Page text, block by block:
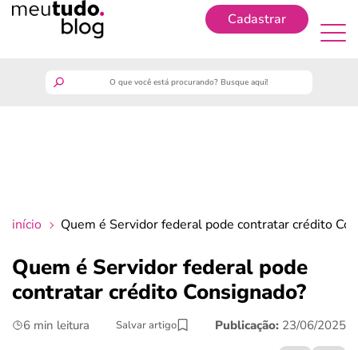
Cadastrar
crédito fácil
últimas notícias
início Quem é Servidor federal pode contratar crédito
Quem é Servidor federal pode
contratar crédito Consignado?
6 min leitura Salvar artigo Publicação: 23/06/2025